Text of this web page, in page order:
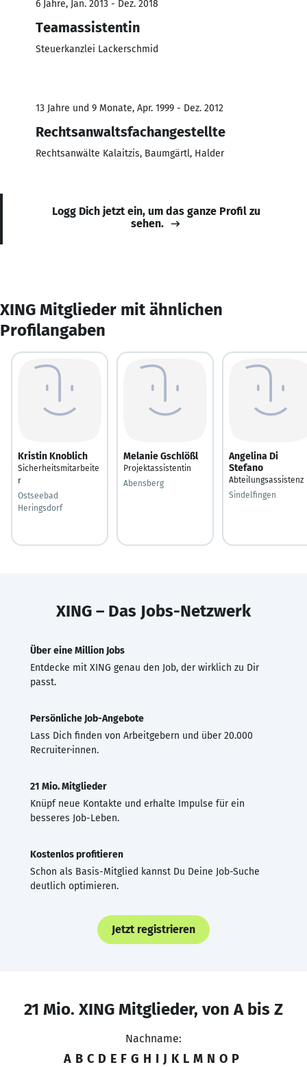
6 Jahre, Jan. 2013 - Dez. 2018
Teamassistentin
Steuerkanzlei Lackerschmid
13 Jahre und 9 Monate, Apr. 1999 - Dez. 2012
Rechtsanwaltsfachangestellte
Rechtsanwälte Kalaitzis, Baumgärtl, Halder
Logg Dich jetzt ein, um das ganze Profil zu
sehen.
XING Mitglieder mit ähnlichen
Profilangaben
Kristin Knoblich
Sicherheitsmitarbeite
r
Ostseebad
Heringsdorf
Melanie Gschlößl
Projektassistentin
Abensberg
Angelina Di
Stefano
Abteilungsassistenz
Sindelfingen
XING – Das Jobs-Netzwerk
Über eine Million Jobs
Entdecke mit XING genau den Job, der wirklich zu Dir
passt.
Persönliche Job-Angebote
Lass Dich finden von Arbeitgebern und über 20.000
Recruiter·innen.
21 Mio. Mitglieder
Knüpf neue Kontakte und erhalte Impulse für ein
besseres Job-Leben.
Kostenlos profitieren
Schon als Basis-Mitglied kannst Du Deine Job-Suche
deutlich optimieren.
Jetzt registrieren
21 Mio. XING Mitglieder, von A bis Z
Nachname:
A B C D E F G H I J K L M N O P